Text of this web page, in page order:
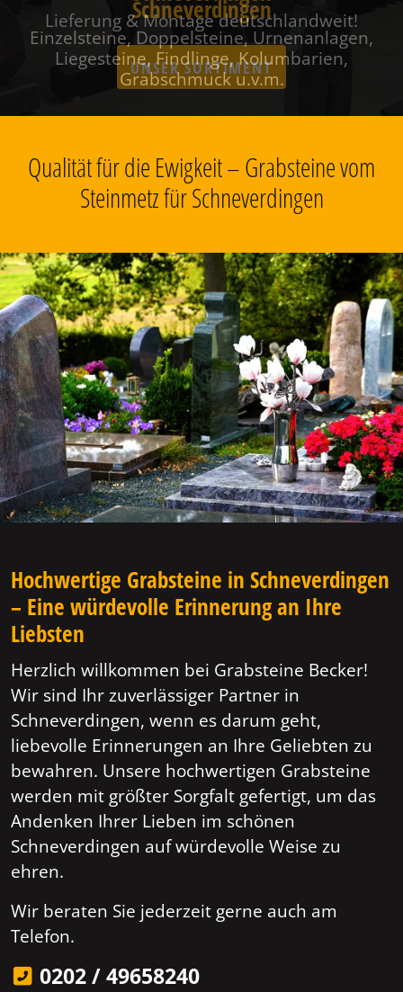
Schneverdingen
Einzelsteine, Doppelsteine, Urnenanlagen,
Liegesteine, Findlinge, Kolumbarien,
Grabschmuck u.v.m.
Qualität für die Ewigkeit – Grabsteine vom
Steinmetz für Schneverdingen
Hochwertige Grabsteine in Schneverdingen
– Eine würdevolle Erinnerung an Ihre
Liebsten
Herzlich willkommen bei Grabsteine Becker!
Wir sind Ihr zuverlässiger Partner in
Schneverdingen, wenn es darum geht,
liebevolle Erinnerungen an Ihre Geliebten zu
bewahren. Unsere hochwertigen Grabsteine
werden mit größter Sorgfalt gefertigt, um das
Andenken Ihrer Lieben im schönen
Schneverdingen auf würdevolle Weise zu
ehren.
Wir beraten Sie jederzeit gerne auch am
Telefon.
0202 / 49658240